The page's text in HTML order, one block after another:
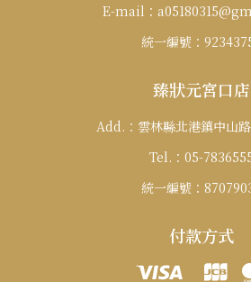
E-mail：
統一編號：
臻狀元宮口店
Add.： 雲林縣北港鎮中山
Tel.： 05-
統一編號：
付款方式